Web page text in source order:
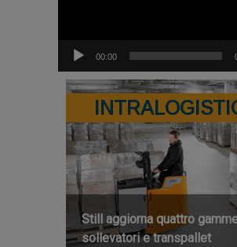
00:00
Still aggiorna quattro
sollevatori e transpallet